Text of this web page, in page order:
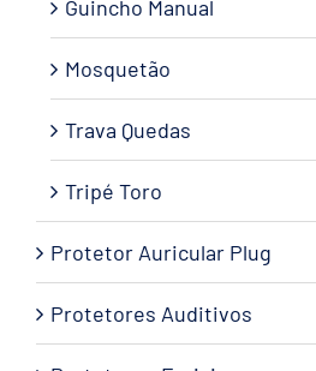
Guincho Manual
Mosquetão
Trava Quedas
Tripé Toro
Protetor Auricular Plug
Protetores Auditivos